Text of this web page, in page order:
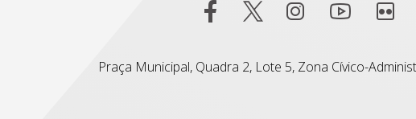
Praça Municipal, Quadra 2, Lote 5, Zona Cívico-